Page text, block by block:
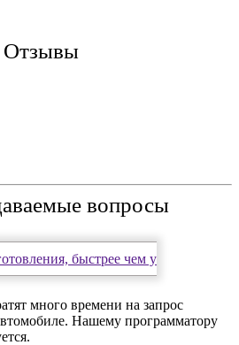
Отзывы
вопросы
быстрее чем у
много времени на запрос
Нашему программатору